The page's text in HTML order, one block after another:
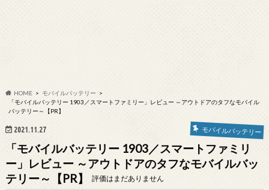
HOME
モバイルバッテリー
「モバイルバッテリー 1903／スマートファミリー」レビュー ～アウトドアのタフなモバイル
バッテリー～【PR】
2021.11.27 モバイルバッテリー
「モバイルバッテリー 1903／スマートファミリ
ー」レビュー ～アウトドアのタフなモバイルバッ
テリー～【PR】
評価はまだありません